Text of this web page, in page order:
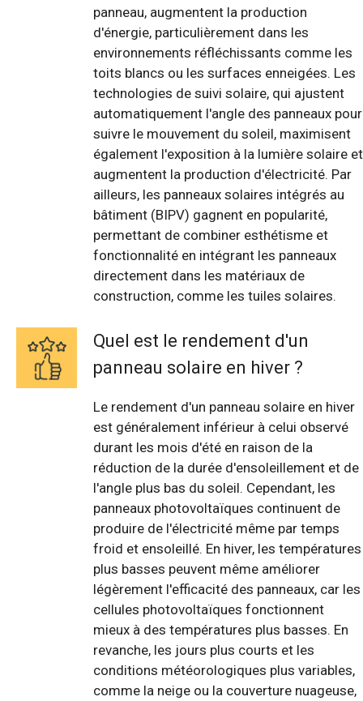
panneau, augmentent la production
d'énergie, particulièrement dans les
environnements réfléchissants comme les
toits blancs ou les surfaces enneigées. Les
technologies de suivi solaire, qui ajustent
automatiquement l'angle des panneaux pour
suivre le mouvement du soleil, maximisent
également l'exposition à la lumière solaire et
augmentent la production d'électricité. Par
ailleurs, les panneaux solaires intégrés au
bâtiment (BIPV) gagnent en popularité,
permettant de combiner esthétisme et
fonctionnalité en intégrant les panneaux
directement dans les matériaux de
construction, comme les tuiles solaires.
Quel est le rendement d'un
panneau solaire en hiver ?
Le rendement d'un panneau solaire en hiver
est généralement inférieur à celui observé
durant les mois d'été en raison de la
réduction de la durée d'ensoleillement et de
l'angle plus bas du soleil. Cependant, les
panneaux photovoltaïques continuent de
produire de l'électricité même par temps
froid et ensoleillé. En hiver, les températures
plus basses peuvent même améliorer
légèrement l'efficacité des panneaux, car les
cellules photovoltaïques fonctionnent
mieux à des températures plus basses. En
revanche, les jours plus courts et les
conditions météorologiques plus variables,
comme la neige ou la couverture nuageuse,